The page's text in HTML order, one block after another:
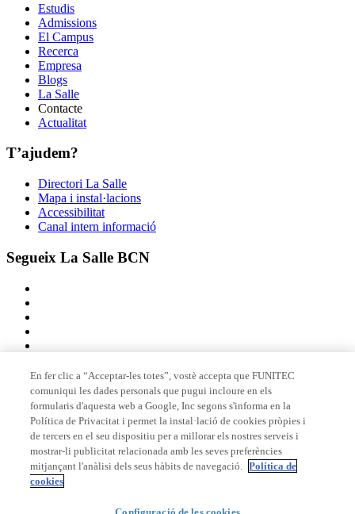
Estudis
Admissions
El Campus
Recerca
Empresa
Blogs
La Salle
Contacte
Actualitat
T’ajudem?
Directori La Salle
Mapa i instal·lacions
Accessibilitat
Canal intern informació
Segueix La Salle BCN
Membre de
Acreditacions
En fer clic a “Acceptar-les totes”, vostè accepta que FUNITEC
comuniqui les dades personals que pugui incloure en els
formularis d'aquesta web a Google, Inc segons s'informa en la
Política de Privacitat i permet la instal·lació de cookies pròpies i
de tercers en el seu dispositiu per a millorar els nostres serveis i
mostrar-li publicitat relacionada amb les seves preferències
mitjançant l'anàlisi dels seus hàbits de navegació. Política de
cookies